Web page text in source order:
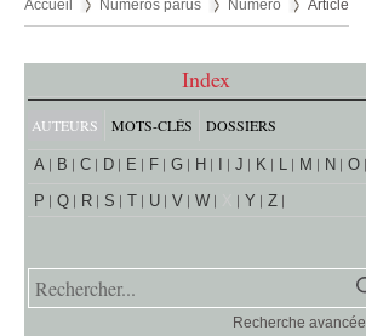
Accueil Numéros parus Numéro Article
Index
AUTEURS MOTS-CLÉS DOSSIERS
A B C D E F G H J K L M N
O
P
Q R S T U V W Y Z
Recherche avancée